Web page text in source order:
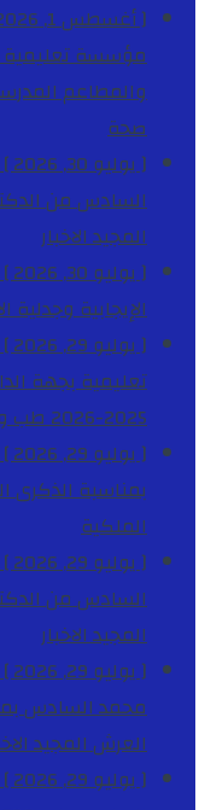
[ أغسطس 1, 2026 ]
مؤسسة تعليمية
والمطاعم
صحة
[ يوليو 30, 2026 ]
السادس من
المجيدالاخبار
[ يوليو 30, 2026 ]
الإيجابية وجدلية
[ يوليو 29, 2026 ]
تعليمية بجهة
2025-2026
طب
[ يوليو 29, 2026 ]
بمناسبة الذكرى الـ27 لعيد العرش
الملكية
[ يوليو 29, 2026 ]
السادس من
المجيدالاخبار
[ يوليو 29, 2026 ]
محمد السادس
العرش المجيد
[ يوليو 29, 2026 ]